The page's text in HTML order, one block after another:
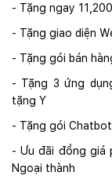
- Tặng ngay
- Tặng giao diện
- Tặng gói bán
- Tặng 3 ứng
tặng Y
- Tặng gói
- Ưu đãi đồng giá
Ngoại thành